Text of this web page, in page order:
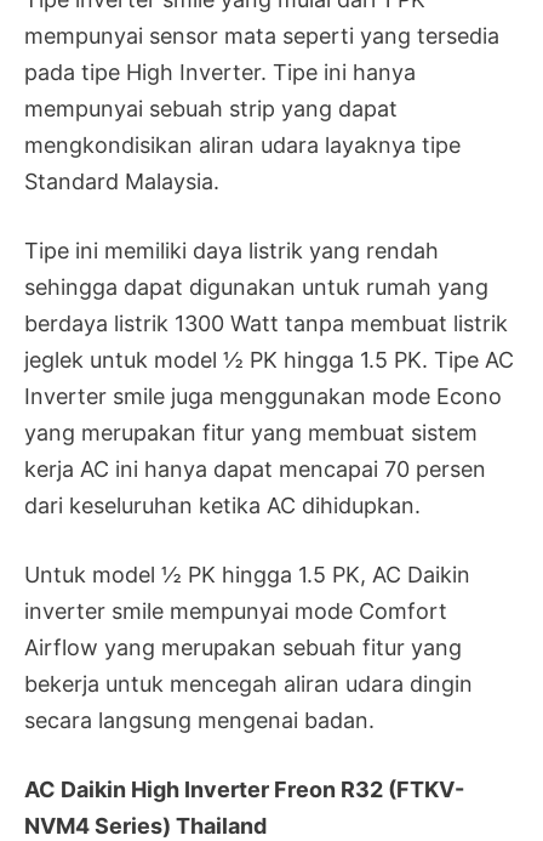
mempunyai sensor mata seperti yang tersedia
pada tipe High Inverter. Tipe ini hanya
mempunyai sebuah strip yang dapat
mengkondisikan aliran udara layaknya tipe
Standard Malaysia.
Tipe ini memiliki daya listrik yang rendah
sehingga dapat digunakan untuk rumah yang
berdaya listrik 1300 Watt tanpa membuat listrik
jeglek untuk model ½ PK hingga 1.5 PK. Tipe AC
Inverter smile juga menggunakan mode Econo
yang merupakan fitur yang membuat sistem
kerja AC ini hanya dapat mencapai 70 persen
dari keseluruhan ketika AC dihidupkan.
Untuk model ½ PK hingga 1.5 PK, AC Daikin
inverter smile mempunyai mode Comfort
Airflow yang merupakan sebuah fitur yang
bekerja untuk mencegah aliran udara dingin
secara langsung mengenai badan.
AC Daikin High Inverter Freon R32 (FTKV-
NVM4 Series) Thailand